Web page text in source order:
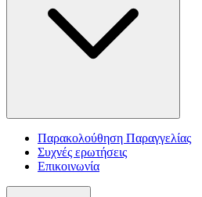
Παρακολούθηση Παραγγελίας
Συχνές ερωτήσεις
Επικοινωνία